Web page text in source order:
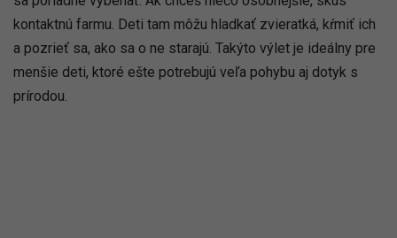
kontaktnú farmu. Deti tam môžu hladkať zvieratká, kŕmiť ich
a pozrieť sa, ako sa o ne starajú. Takýto výlet je ideálny pre
menšie deti, ktoré ešte potrebujú veľa pohybu aj dotyk s
prírodou.